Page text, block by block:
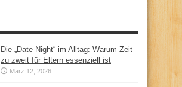
Die „Date Night“ im Alltag: Warum Zeit
zu zweit für Eltern essenziell ist
März 12, 2026